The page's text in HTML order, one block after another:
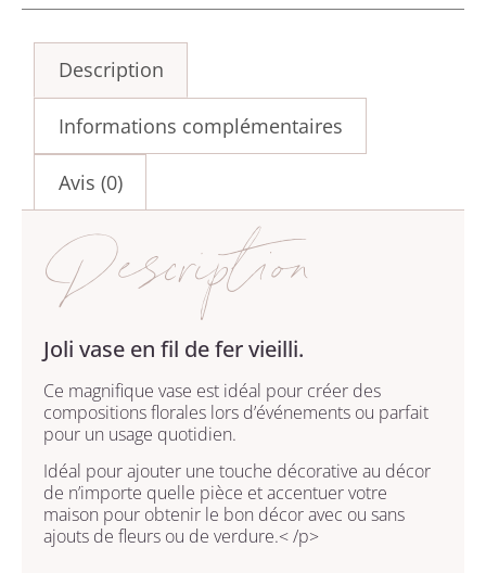
Description
Informations complémentaires
Avis (0)
Description
Joli vase en fil de fer vieilli.
Ce magnifique vase est idéal pour créer des
compositions florales lors d’événements ou parfait
pour un usage quotidien.
Idéal pour ajouter une touche décorative au décor
de n’importe quelle pièce etaccentuer votre
maison pour obtenir le bon décor avec ou sans
ajouts de fleurs ou de verdure.< /p>